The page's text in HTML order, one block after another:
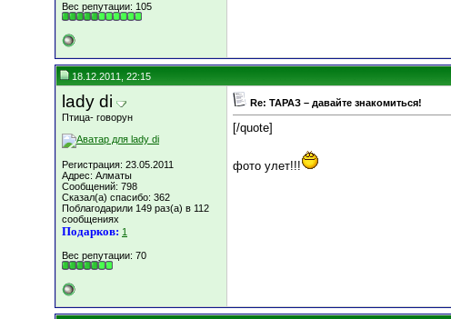
Вес репутации: 105
18.12.2011, 22:15
lady di
Птица- говорун
Регистрация: 23.05.2011
Адрес: Алматы
Сообщений: 798
Сказал(а) спасибо: 362
Поблагодарили 149 раз(а) в 112
сообщениях
Подарков: 1
Вес репутации: 70
Re: ТАРАЗ – давайте знакомиться!
[/quote]
фото улет!!!